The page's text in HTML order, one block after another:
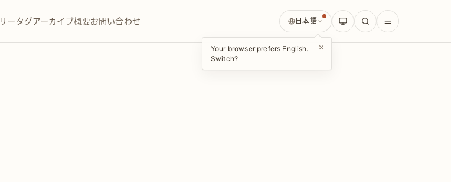
ータグアーカイブ概要お問い合わせ 日本語
Your browser prefers English.
Switch?
×